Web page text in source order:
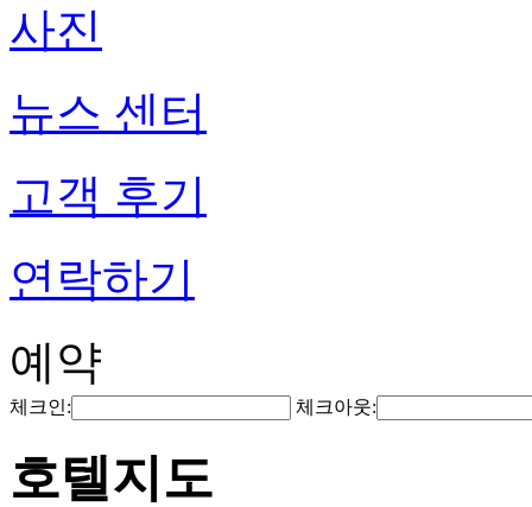
사진
뉴스 센터
고객 후기
연락하기
예약
체크인: 체크아웃:
호텔지도